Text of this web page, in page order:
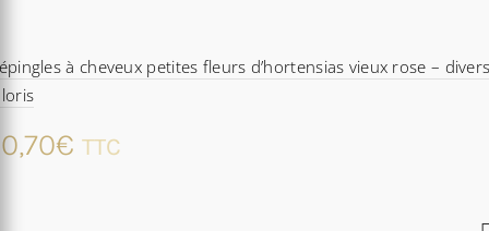
à cheveux petites fleurs d’hortensias vieux rose –
€ TTC